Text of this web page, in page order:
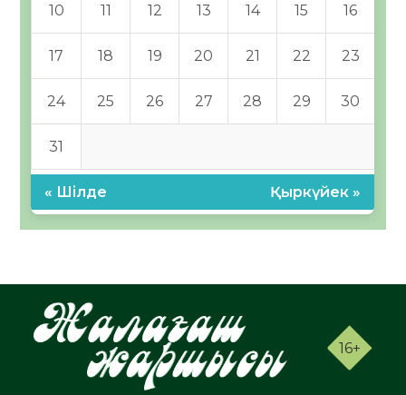
10 11 12 13 14 15 16
17 18 19 20 21 22 23
24 25 26 27 28 29 30
31
« Шілде Қыркүйек »
16+